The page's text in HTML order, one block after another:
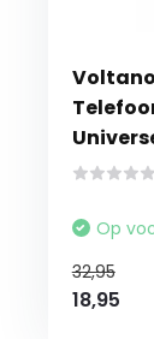
Op
32,95
18,95